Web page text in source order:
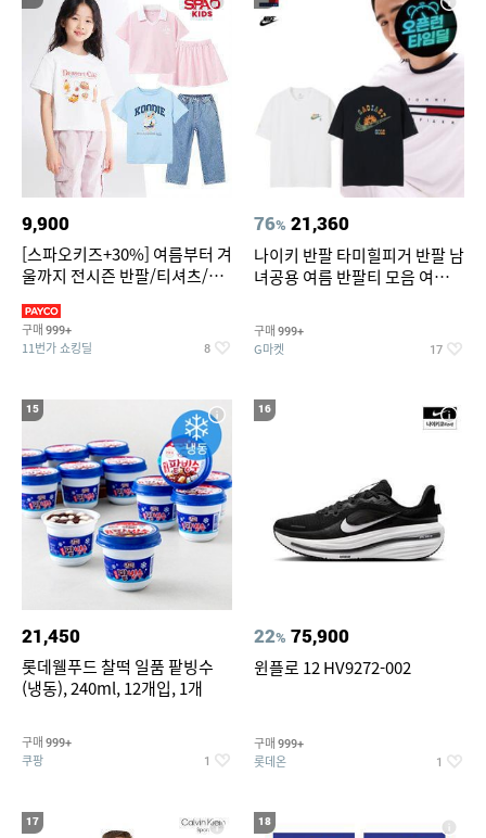
9,900
[스파오키즈+30%] 여름부터 겨
울까지 전시즌 반팔/티셔츠/셋
구매 999+
11번가 쇼킹딜 8
76% 21,360
나이키 반팔 타미힐피거 반팔 남
녀공용 여름 반팔티 모음 여름
구매 999+
G마켓 17
15
21,450
롯데웰푸드 찰떡 일품 팥빙수
(냉동), 240ml, 12개입, 1개
구매 999+
쿠팡 1
16
22% 75,900
윈플로 12 HV9272-002
구매 999+
롯데온 1
17 18